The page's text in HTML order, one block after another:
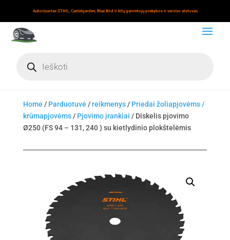
Autorizuotas STIHL, Castelgarden, Blue Bird ir kitų gamintojų prekybos ir serviso atstovas
search
Home / Parduotuvė /reikmenys/ Priedai žoliapjovėms /
krūmapjovėms/ Pjovimo įrankiai / Diskelis pjovimo
Ø250 (FS 94 – 131, 240 ) su kietlydinio plokštelėmis